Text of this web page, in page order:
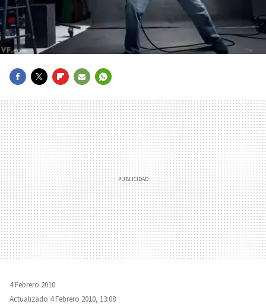
MAIL
4 Febrero 2010
Actualizado 4 Febrero 2010, 13:08